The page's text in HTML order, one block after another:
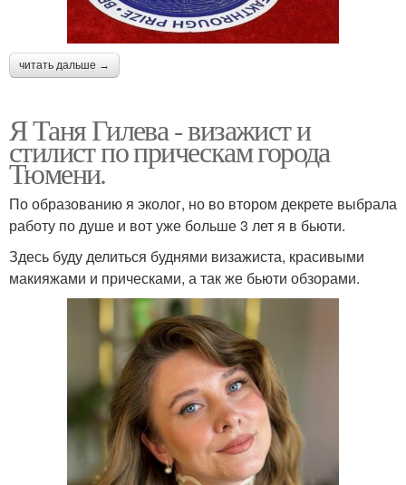
читать дальше →
Я Таня Гилева - визажист и
стилист по прическам города
Тюмени.
По образованию я эколог, но во втором декрете выбрала
работу по душе и вот уже больше 3 лет я в бьюти.
Здесь буду делиться буднями визажиста, красивыми
макияжами и прическами, а так же бьюти обзорами.